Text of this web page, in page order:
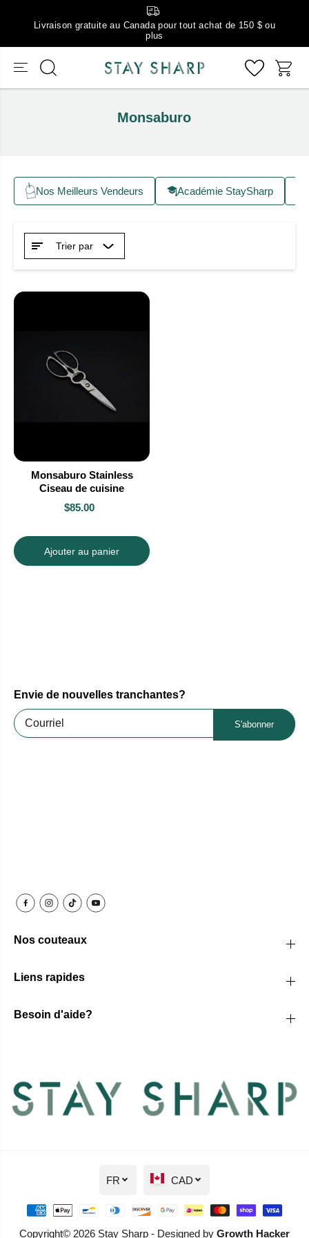
Livraison gratuite au Canada pour tout achat de 150 $ ou
plus
Monsaburo
Nos Meilleurs Vendeurs Académie StaySharp
Trier par
Monsaburo Stainless
Ciseau de cuisine
$85.00
Ajouter au panier
Envie de nouvelles tranchantes?
S'abonner
Nos couteaux
Liens rapides
Besoin d'aide?
Copyright© 2026 Stay Sharp - Designed by Growth Hacker
FR CAD